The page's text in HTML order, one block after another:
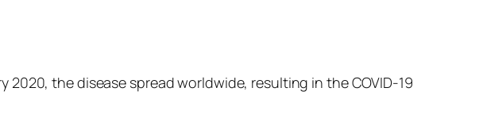
2020, the disease spread worldwide, resulting in the COVID-19